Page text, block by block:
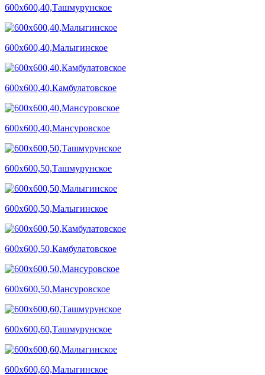
600х600,40,Ташмурунское
600х600,40,Малыгинское
600х600,40,Камбулатовское
600х600,40,Мансуровское
600х600,50,Ташмурунское
600х600,50,Малыгинское
600х600,50,Камбулатовское
600х600,50,Мансуровское
600х600,60,Ташмурунское
600х600,60,Малыгинское